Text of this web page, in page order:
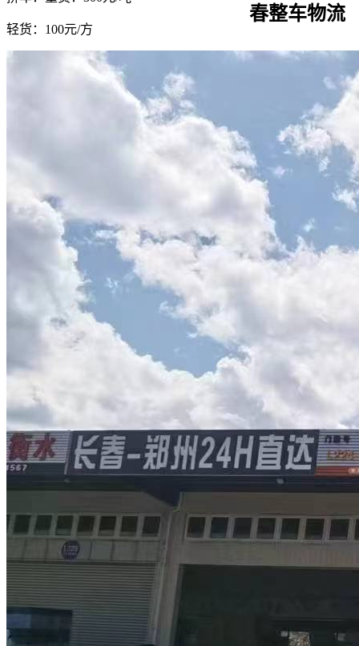
轻货： 100元/方
春整车物流